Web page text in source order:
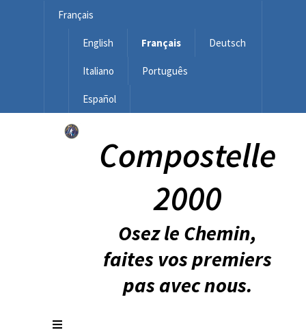
Français
English Français Deutsch
Italiano Português
Español
Compostelle
2000
Osez le Chemin,
faites vos premiers
pas avec nous.